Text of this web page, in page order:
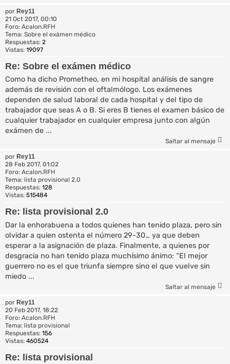
por Rey11
21 Oct 2017, 00:10
Foro: Acalon.RFH
Tema: Sobre el exámen médico
Respuestas: 2
Vistas: 19097
Re: Sobre el exámen médico
Como ha dicho Prometheo, en mi hospital análisis de sangre
además de revisión con el oftalmólogo. Los exámenes
dependen de salud laboral de cada hospital y del tipo de
trabajador que seas A o B. Si eres B tienes el examen básico de
cualquier trabajador en cualquier empresa junto con algún
exámen de ...
Saltar al mensaje
por Rey11
28 Feb 2017, 01:02
Foro: Acalon.RFH
Tema: lista provisional 2.0
Respuestas: 128
Vistas: 515484
Re: lista provisional 2.0
Dar la enhorabuena a todos quienes han tenido plaza, pero sin
olvidar a quien ostenta el número 29-30… ya que deben
esperar a la asignación de plaza. Finalmente, a quienes por
desgracia no han tenido plaza muchísimo ánimo: “El mejor
guerrero no es el que triunfa siempre sino el que vuelve sin
miedo ...
Saltar al mensaje
por Rey11
20 Feb 2017, 18:22
Foro: Acalon.RFH
Tema: lista provisional
Respuestas: 156
Vistas: 460524
Re: lista provisional